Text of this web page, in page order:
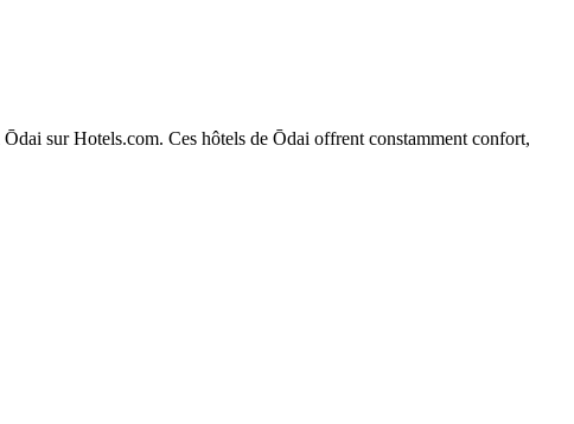
sur Hotels.com. Ces hôtels de Ōdai offrent constamment confort,